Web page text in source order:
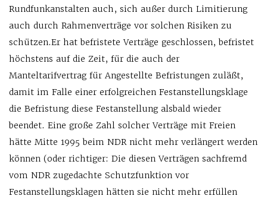
Rundfunkanstalten auch, sich außer durch Limitierung
auch durch Rahmenverträge vor solchen Risiken zu
schützen.Er hat befristete Verträge geschlossen, befristet
höchstens auf die Zeit, für die auch der
Manteltarifvertrag für Angestellte Befristungen zuläßt,
damit im Falle einer erfolgreichen Festanstellungsklage
die Befristung diese Festanstellung alsbald wieder
beendet. Eine große Zahl solcher Verträge mit Freien
hätte Mitte 1995 beim NDR nicht mehr verlängert werden
können (oder richtiger: Die diesen Verträgen sachfremd
vom NDR zugedachte Schutzfunktion vor
Festanstellungsklagen hätten sie nicht mehr erfüllen